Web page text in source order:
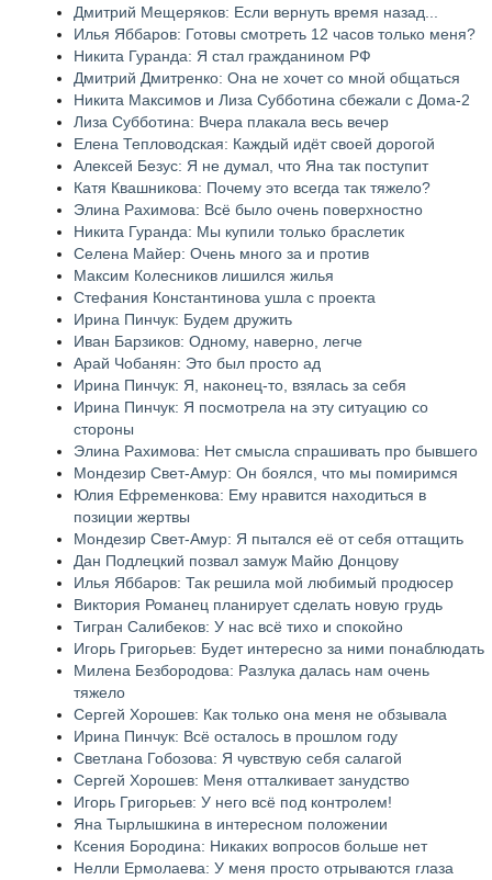
Дмитрий Мещеряков: Если вернуть время назад...
Илья Яббаров: Готовы смотреть 12 часов только меня?
Никита Гуранда: Я стал гражданином РФ
Дмитрий Дмитренко: Она не хочет со мной общаться
Никита Максимов и Лиза Субботина сбежали с Дома-2
Лиза Субботина: Вчера плакала весь вечер
Елена Тепловодская: Каждый идёт своей дорогой
Алексей Безус: Я не думал, что Яна так поступит
Катя Квашникова: Почему это всегда так тяжело?
Элина Рахимова: Всё было очень поверхностно
Никита Гуранда: Мы купили только браслетик
Селена Майер: Очень много за и против
Максим Колесников лишился жилья
Стефания Константинова ушла с проекта
Ирина Пинчук: Будем дружить
Иван Барзиков: Одному, наверно, легче
Арай Чобанян: Это был просто ад
Ирина Пинчук: Я, наконец-то, взялась за себя
Ирина Пинчук: Я посмотрела на эту ситуацию со
стороны
Элина Рахимова: Нет смысла спрашивать про бывшего
Мондезир Свет-Амур: Он боялся, что мы помиримся
Юлия Ефременкова: Ему нравится находиться в
позиции жертвы
Мондезир Свет-Амур: Я пытался её от себя оттащить
Дан Подлецкий позвал замуж Майю Донцову
Илья Яббаров: Так решила мой любимый продюсер
Виктория Романец планирует сделать новую грудь
Тигран Салибеков: У нас всё тихо и спокойно
Игорь Григорьев: Будет интересно за ними понаблюдать
Милена Безбородова: Разлука далась нам очень
тяжело
Сергей Хорошев: Как только она меня не обзывала
Ирина Пинчук: Всё осталось в прошлом году
Светлана Гобозова: Я чувствую себя салагой
Сергей Хорошев: Меня отталкивает занудство
Игорь Григорьев: У него всё под контролем!
Яна Тырлышкина в интересном положении
Ксения Бородина: Никаких вопросов больше нет
Нелли Ермолаева: У меня просто отрываются глаза